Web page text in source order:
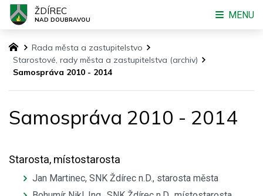
Rada města a zastupitelstvo
Starostové, rady města a zastupitelstva (archiv)
Samospráva 2010 - 2014
Samospráva 2010 - 2014
Starosta, místostarosta
Jan Martinec, SNK Ždírec n.D., starosta města
ŽDÍREC
NAD DOUBRAVOU MENU